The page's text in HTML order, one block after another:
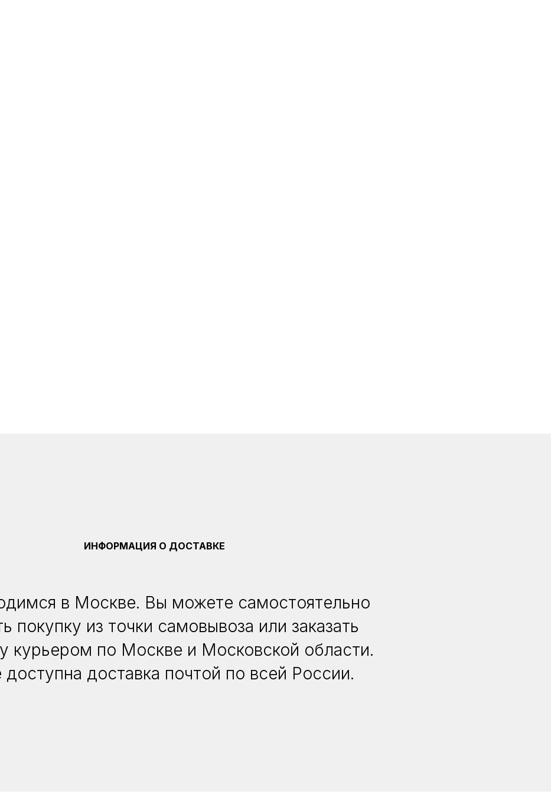
ИНФОРМАЦИЯ О ДОСТАВКЕ
в Москве. Вы можете самостоятельно
покупку из точки самовывоза или заказать
курьером по Москве и Московской области.
доступна доставка почтой по всей России.